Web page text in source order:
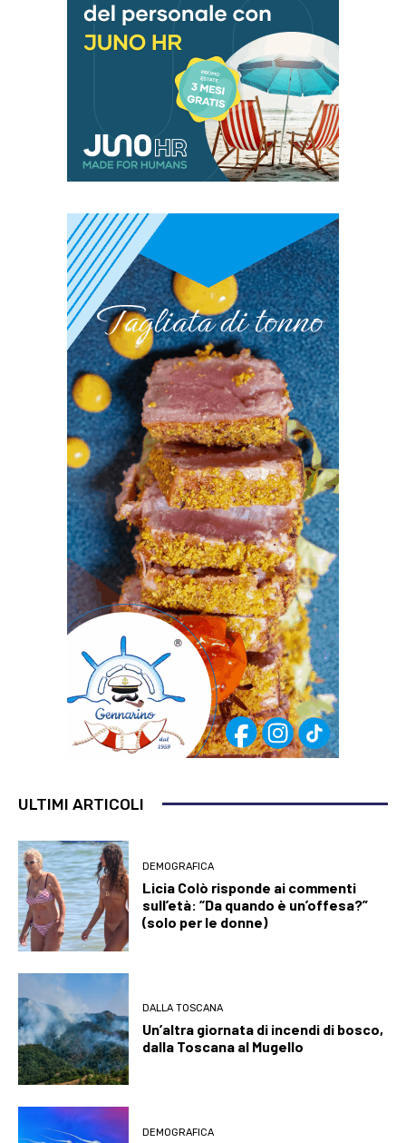
ULTIMI ARTICOLI
DEMOGRAFICA
Licia Colò risponde ai commenti
sull’età: “Da quando è un’offesa?”
(solo per le donne)
DALLA TOSCANA
Un’altra giornata di incendi di bosco,
dalla Toscana al Mugello
DEMOGRAFICA